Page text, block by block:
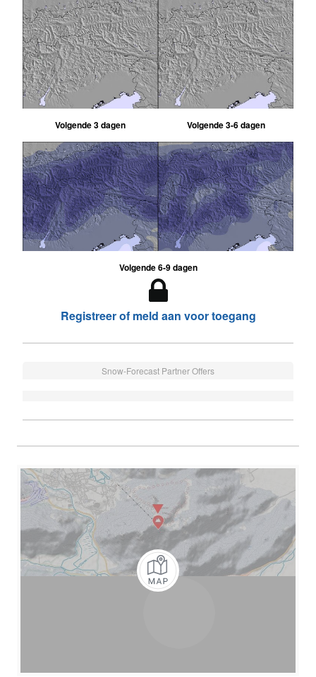
Volgende 3 dagen Volgende 3-6 dagen
Volgende 6-9 dagen
Registreer of meld aan voor toegang
Snow-Forecast Partner Offers